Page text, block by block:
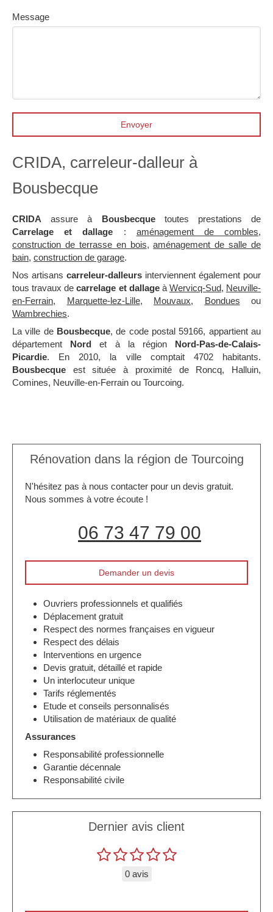
Message
Envoyer
CRIDA, carreleur-dalleur à
Bousbecque
CRIDA assure à Bousbecquetoutes prestations de
Carrelage et dallage : aménagement de combles,
construction de terrasse en bois,aménagement de salle de
bain, construction de garage.
Nos artisans carreleur-dalleurs interviennent également pour
tous travaux decarrelage et dallageà Wervicq-Sud, Neuville-
en-Ferrain, Marquette-lez-Lille, Mouvaux, Bondues ou
Wambrechies.
La ville de Bousbecque, de code postal 59166, appartient au
département Nord et à la région Nord-Pas-de-Calais-
Picardie. En 2010, la ville comptait 4702 habitants.
Bousbecque est située à proximité de Roncq, Halluin,
Comines, Neuville-en-Ferrain ou Tourcoing.
Rénovation dans la région de Tourcoing
N'hésitez pas à nous contacter pour un devis gratuit.
Nous sommes à votre écoute !
06 73 47 79 00
Demander un devis
Ouvriers professionnels et qualifiés
Déplacement gratuit
Respect des normes françaises en vigueur
Respect des délais
Interventions en urgence
Devis gratuit, détaillé et rapide
Un interlocuteur unique
Tarifs réglementés
Etude et conseils personnalisés
Utilisation de matériaux de qualité
Assurances
Responsabilité professionnelle
Garantie décennale
Responsabilité civile
Dernier avis client
0 avis